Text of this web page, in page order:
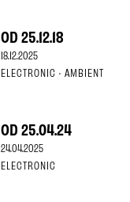
OD 25.12.18
18.12.2025
ELECTRONIC · AMBIENT
OD 25.04.24
24.04.2025
ELECTRONIC